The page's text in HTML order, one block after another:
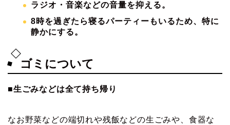
ラジオ・音楽などの音量を抑える。
8時を過ぎたら寝るパーティーもいるため、特に
静かにする。
ゴミについて
■生ごみなどは全て持ち帰り
なお野菜などの端切れや残飯などの生ごみや、食器な